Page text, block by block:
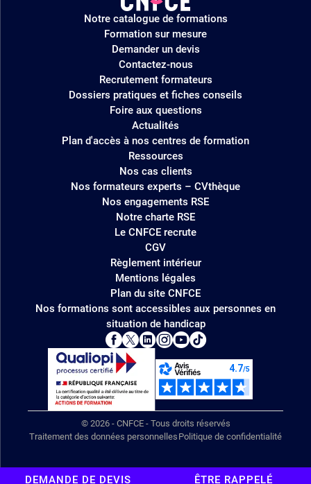
Logo
site
Notre catalogue de formations
Formation sur mesure
Demander un devis
Contactez-nous
Recrutement formateurs
Dossiers pratiques et fiches conseils
Foire aux questions
Actualités
Plan d'accès à nos centres de formation
Ressources
Nos cas clients
Nos formateurs experts – CVthèque
Nos engagements RSE
Notre charte RSE
Le CNFCE recrute
CGV
Règlement intérieur
Mentions légales
Plan du site CNFCE
Nos formations sont accessibles aux personnes en
situation de handicap
© 2026 - CNFCE - Tous droits réservés
Traitement des données personnelles Politique de confidentialité
DEMANDE DE DEVIS ÊTRE RAPPELÉ